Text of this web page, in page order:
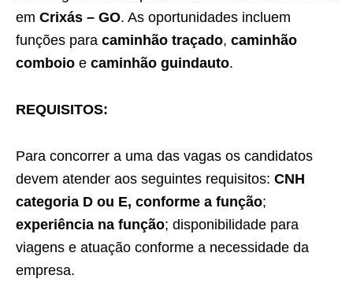
em Crixás – GO. As oportunidades incluem
funções para caminhão traçado, caminhão
comboio e caminhão guindauto.
REQUISITOS:
Para concorrer a uma das vagas os candidatos
devem atender aos seguintes requisitos: CNH
categoria D ou E, conforme a função;
experiência na função; disponibilidade para
viagens e atuação conforme a necessidade da
empresa.